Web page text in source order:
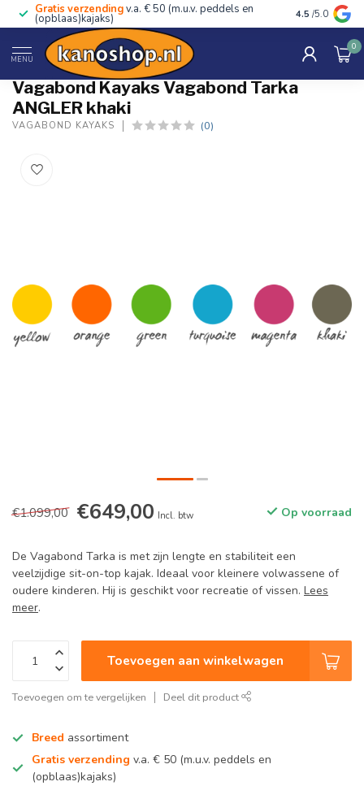
Gratis verzendingv.a. € 50 (m.u.v. peddels en
(opblaas)kajaks) Advies van
4.5 /5.0
MENU
0
Home / Vagabond Tarka ANGLER khaki
Vagabond Kayaks Vagabond Tarka
ANGLER khaki
VAGABOND KAYAKS (0)
€1.099,00 €649,00 Incl. btw Op voorraad
De Vagabond Tarka is met zijn lengte en stabiliteit een
veelzijdige sit-on-top kajak. Ideaal voor kleinere volwassene of
oudere kinderen. Hij is geschikt voor recreatie of vissen. Lees
meer.
Toevoegen aan winkelwagen
Toevoegen om te vergelijken Deel dit product
Breed assortiment
Gratis verzending v.a. € 50 (m.u.v. peddels en
(opblaas)kajaks)